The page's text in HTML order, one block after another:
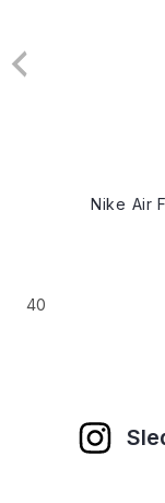
Nike Air
40